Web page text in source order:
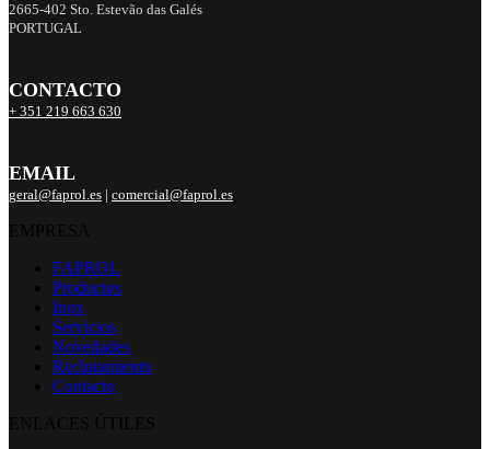
2665-402 Sto. Estevão das Galés
PORTUGAL
CONTACTO
+ 351 219 663 630
EMAIL
geral@faprol.es | comercial@faprol.es
FAPROL
Productos
Inox
Servicios
Novedades
Reclutamiento
Contacto